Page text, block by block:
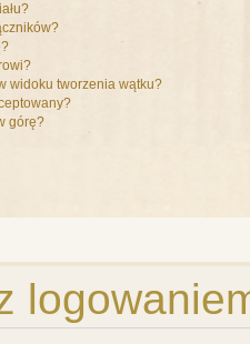
widoku tworzenia wątku?
górę?